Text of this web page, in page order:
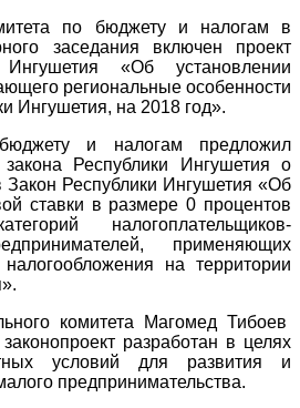
по бюджету и налогам в
заседания включен проект
«Об установлении
региональные особенности
Ингушетия, на 2018 год».
и налогам предложил
Республики Ингушетия о
Закон Республики Ингушетия «Об
ставки в размере 0 процентов
налогоплательщиков-
применяющих
на территории
комитета Магомед Тибоев
разработан в целях
условий для развития и
предпринимательства.